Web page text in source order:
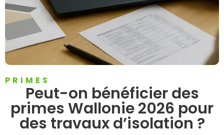
PRIMES
Peut-on bénéficier des
primes Wallonie 2026 pour
des travaux d’isolation ?